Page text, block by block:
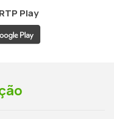
RTP Play